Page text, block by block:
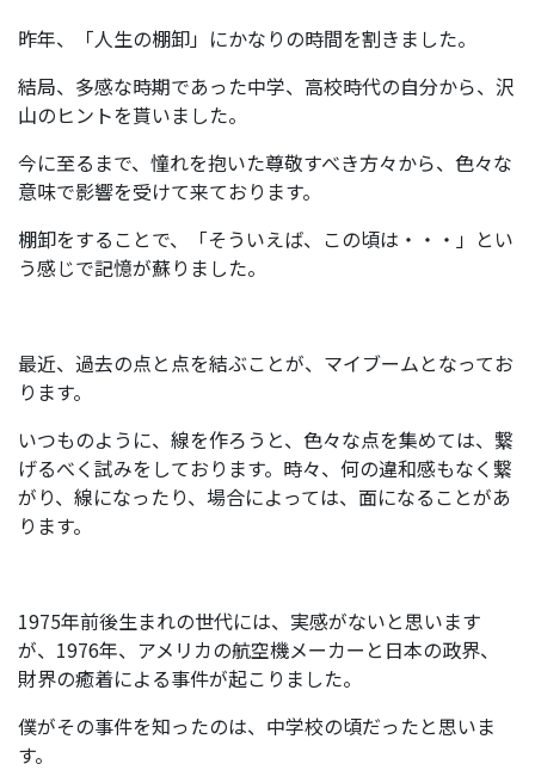
昨年、「人生の棚卸」にかなりの時間を割きました。
結局、多感な時期であった中学、高校時代の自分から、沢
山のヒントを貰いました。
今に至るまで、憧れを抱いた尊敬すべき方々から、色々な
意味で影響を受けて来ております。
棚卸をすることで、「そういえば、この頃は・・・」とい
う感じで記憶が蘇りました。
最近、過去の点と点を結ぶことが、マイブームとなってお
ります。
いつものように、線を作ろうと、色々な点を集めては、繋
げるべく試みをしております。時々、何の違和感もなく繋
がり、線になったり、場合によっては、面になることがあ
ります。
1975年前後生まれの世代には、実感がないと思います
が、1976年、アメリカの航空機メーカーと日本の政界、
財界の癒着による事件が起こりました。
僕がその事件を知ったのは、中学校の頃だったと思いま
す。